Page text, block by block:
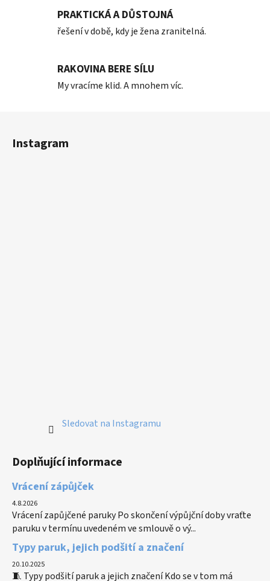
PRAKTICKÁ A DŮSTOJNÁ
řešení v době, kdy je žena zranitelná.
RAKOVINA BERE SÍLU
My vracíme klid. A mnohem víc.
Instagram
Sledovat na Instagramu
Doplňující informace
Vrácení zápůjček
4.8.2026
Vrácení zapůjčené paruky Po skončení výpůjční doby vraťte
paruku v termínu uvedeném ve smlouvě o vý...
Typy paruk, jejich podšití a značení
20.10.2025
🧵 Typy podšití paruk a jejich značení Kdo se v tom má